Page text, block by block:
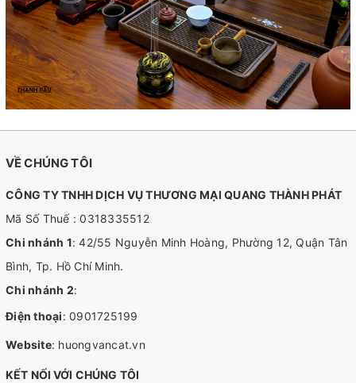
VỀ CHÚNG TÔI
CÔNG TY TNHH DỊCH VỤ THƯƠNG MẠI QUANG THÀNH PHÁT
Mã Số Thuế : 0318335512
Chi nhánh 1: 42/55 Nguyễn Minh Hoàng, Phường 12, Quận Tân
Bình, Tp. Hồ Chí Minh.
Chi nhánh 2:
Điện thoại: 0901725199
Website: huongvancat.vn
KẾT NỐI VỚI CHÚNG TÔI